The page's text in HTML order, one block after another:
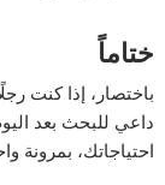
ختاماً
باختصار، إذا كنت
داعي للبحث بعد
احتياجاتك، بمرونة